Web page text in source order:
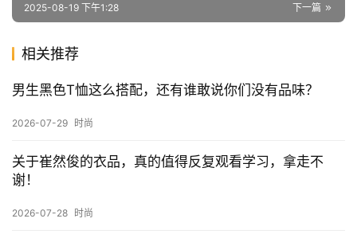
下一篇
2025-08-19 下午1:28
相关推荐
男生黑色T恤这么搭配，还有谁敢说你们没有品味？
2026-07-29 时尚
关于崔然俊的衣品，真的值得反复观看学习，拿走不
谢！
2026-07-28 时尚